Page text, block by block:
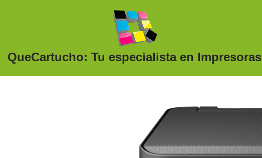
contenido
QueCartucho: Tu especialista en Impresoras